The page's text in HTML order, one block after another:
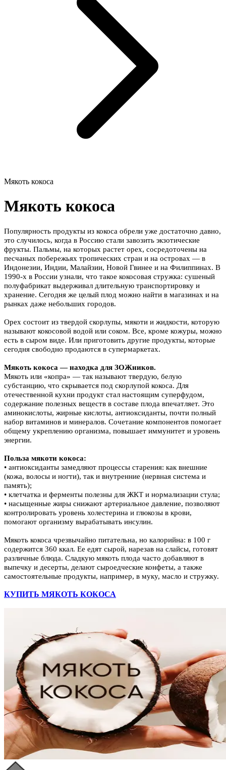
Мякоть кокоса
Мякоть кокоса
Популярность продукты из кокоса обрели уже достаточно давно,
это случилось, когда в Россию стали завозить экзотические
фрукты. Пальмы, на которых растет орех, сосредоточены на
песчаных побережьях тропических стран и на островах — в
Индонезии, Индии, Малайзии, Новой Гвинее и на Филиппинах. В
1990-х в России узнали, что такое кокосовая стружка: сушеный
полуфабрикат выдерживал длительную транспортировку и
хранение. Сегодня же целый плод можно найти в магазинах и на
рынках даже небольших городов.
Орех состоит из твердой скорлупы, мякоти и жидкости, которую
называют кокосовой водой или соком. Все, кроме кожуры, можно
есть в сыром виде. Или приготовить другие продукты, которые
сегодня свободно продаются в супермаркетах.
Мякоть кокоса — находка для ЗОЖников.
Мякоть или «копра» — так называют твердую, белую
субстанцию, что скрывается под скорлупой кокоса. Для
отечественной кухни продукт стал настоящим суперфудом,
содержание полезных веществ в составе плода впечатляет. Это
аминокислоты, жирные кислоты, антиоксиданты, почти полный
набор витаминов и минералов. Сочетание компонентов помогает
общему укреплению организма, повышает иммунитет и уровень
энергии.
Польза мякоти кокоса:
• антиоксиданты замедляют процессы старения: как внешние
(кожа, волосы и ногти), так и внутренние (нервная система и
память);
• клетчатка и ферменты полезны для ЖКТ и нормализации стула;
• насыщенные жиры снижают артериальное давление, позволяют
контролировать уровень холестерина и глюкозы в крови,
помогают организму вырабатывать инсулин.
Мякоть кокоса чрезвычайно питательна, но калорийна: в 100 г
содержится 360 ккал. Ее едят сырой, нарезав на слайсы, готовят
различные блюда. Сладкую мякоть плода часто добавляют в
выпечку и десерты, делают сыроедческие конфеты, а также
самостоятельные продукты, например, в муку, масло и стружку.
КУПИТЬ МЯКОТЬ КОКОСА